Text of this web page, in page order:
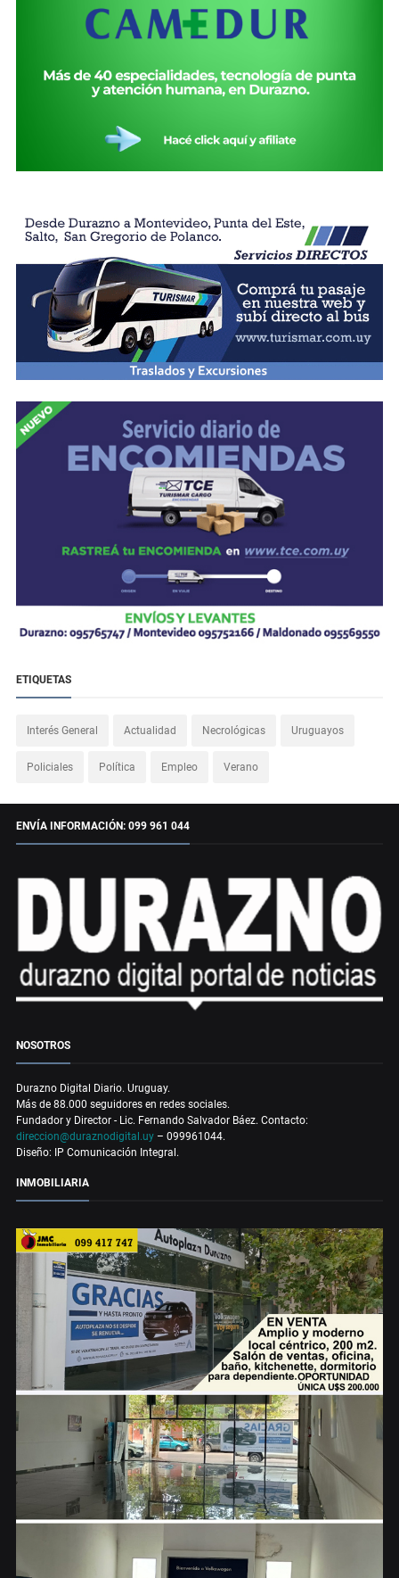
ETIQUETAS
Interés General Actualidad Necrológicas Uruguayos
Policiales Política Empleo Verano
ENVÍA INFORMACIÓN: 099 961 044
NOSOTROS
Durazno Digital Diario. Uruguay.
Más de 88.000 seguidores en redes sociales.
Fundador y Director - Lic. Fernando Salvador Báez. Contacto:
direccion@duraznodigital.uy – 099961044.
Diseño: IP Comunicación Integral.
INMOBILIARIA